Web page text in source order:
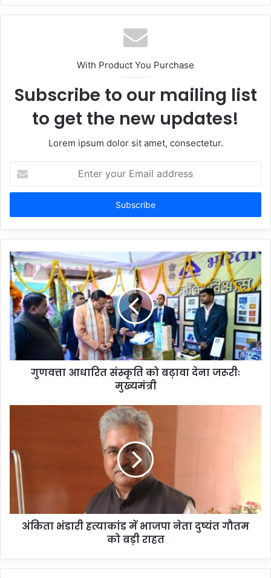
With Product You Purchase
Subscribe to our mailing list
to get the new updates!
Lorem ipsum dolor sit amet, consectetur.
your
Email
गुणवत्ता आधारित संस्कृति को बढ़ावा देना जरूरीः
मुख्यमंत्री
अंकिता भंडारी हत्याकांड में भाजपा नेता दुष्यंत गौतम
को बड़ी राहत